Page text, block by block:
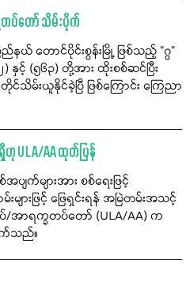
တပ်တော် သိမ်းပိုက်
နယ် တောင်ပိုင်းစွန်းမြို့ ဖြစ်သည့် "ဂွ"
) နှင့် (၅၆၃) တို့အား ထိုးစစ်ဆင်ပြီး
သိမ်းယူနိုင်ခဲ့ပြီ ဖြစ်ကြောင်း ကြေညာ
ဟု ULA/AA ထုတ်ပြန်
ပျက်များအား စစ်ရေးဖြင့်
ျားဖြင့် ဖြေရှင်းရန် အမြဲတမ်းအသင့်
ပ်/အာရက္ခတပ်တော် (ULA/AA) က
သည်။